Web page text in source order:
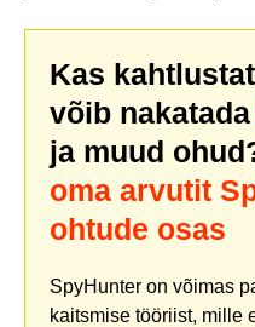
Kas
võib nakatada
ja muud
oma arvutit
ohtude osas
SpyHunter on võimas
kaitsmise tööriist, mille